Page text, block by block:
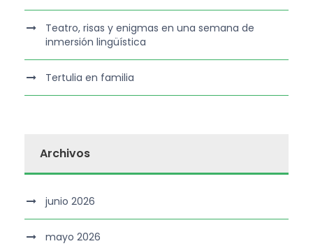
Teatro, risas y enigmas en una semana de
inmersión lingüística
Tertulia en familia
Archivos
junio 2026
mayo 2026